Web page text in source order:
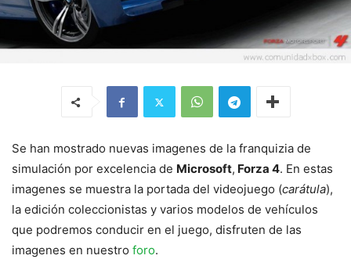
Se han mostrado nuevas imagenes de la franquizia de
simulación por excelencia de Microsoft, Forza 4. En estas
imagenes se muestra la portada del videojuego (carátula),
la edición coleccionistas y varios modelos de vehículos
que podremos conducir en el juego, disfruten de las
imagenes en nuestro foro.